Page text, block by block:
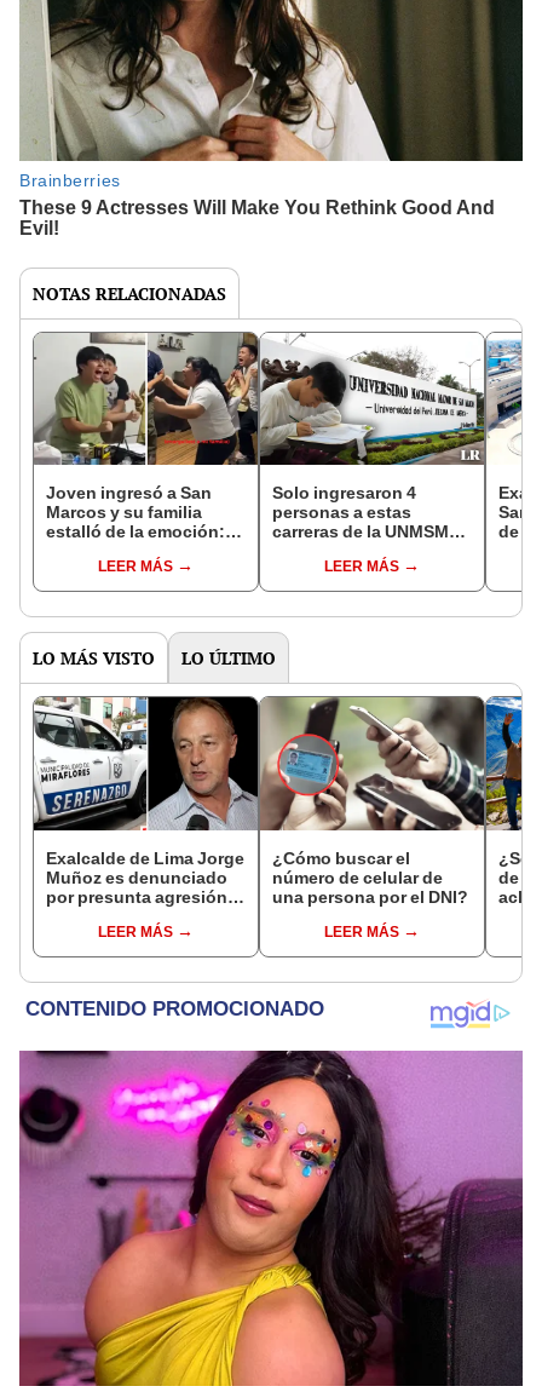
NOTAS RELACIONADAS
Joven ingresó a San
Marcos y su familia
estalló de la emoción:
la pena”LEER MÁS
Solo ingresaron 4
personas a estas
carreras de la UNMSM
ADMISIÓN 2025-I
LEER MÁS
San
de
LO MÁS VISTO LO ÚLTIMO
Exalcalde de Lima Jorge
Muñoz es denunciado
por presunta agresión
de Miraflores
LEER MÁS
¿Cómo buscar el
número de celular de
una persona por el DNI?
LEER MÁS
¿Se
de